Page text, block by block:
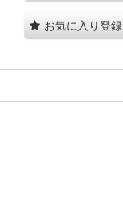
お気に入り登録